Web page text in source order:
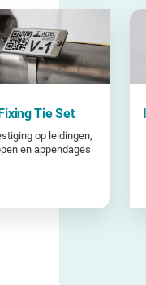
Fixing Tie Set
op leidingen,
en appendages